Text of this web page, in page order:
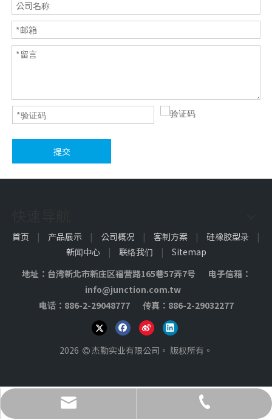
车用橡胶 3M自黏脚垫
3M背胶脚垫 3M脚垫
提交
首页 | 产品展示 | 公司概况 | 客制方案 | 硅橡胶型录
|
新闻中心
| 联络我们 |
Sitemap
地址：台湾新北市新庄区福营路165巷57弄7号 电子信箱：
info@junction.com.tw
电话：886-2-29048777 传真：886-2-29032277
2026  杰勤实业有限公司。 版权所有。